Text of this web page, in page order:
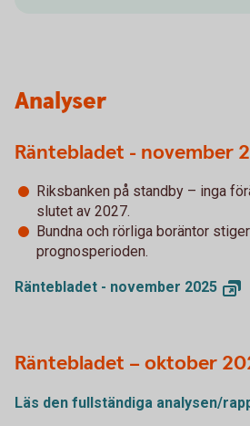
Analyser
Räntebladet - november
Riksbanken på standby – inga
slutet av 2027.
Bundna och rörliga boräntor
prognosperioden.
Räntebladet - november 2025
Räntebladet – oktober
Läs den fullständiga analysen/